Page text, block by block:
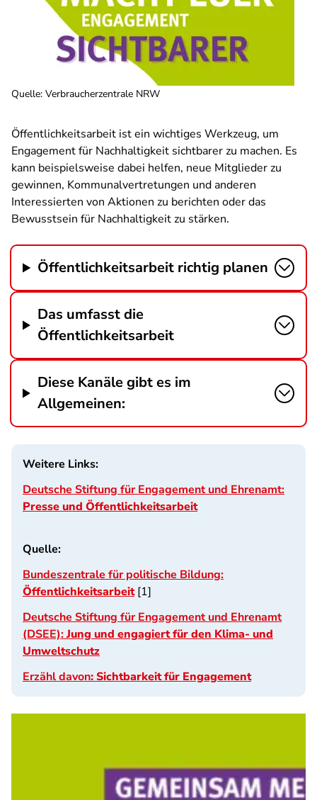
Quelle: Verbraucherzentrale NRW
Öffentlichkeitsarbeit ist ein wichtiges Werkzeug, um
Engagement für Nachhaltigkeit sichtbarer zu machen. Es
kann beispielsweise dabei helfen, neue Mitglieder zu
gewinnen, Kommunalvertretungen und anderen
Interessierten von Aktionen zu berichten oder das
Bewusstsein für Nachhaltigkeit zu stärken.
Öffentlichkeitsarbeit richtig planen
Das umfasst die
Öffentlichkeitsarbeit
Diese Kanäle gibt es im
Allgemeinen:
Weitere Links:
Deutsche Stiftung für Engagement und Ehrenamt:
Presse und Öffentlichkeitsarbeit
Quelle:
Bundeszentrale für politische Bildung:
Öffentlichkeitsarbeit[1]
Deutsche Stiftung für Engagement und Ehrenamt
(DSEE):Jung und engagiert für den Klima- und
Umweltschutz
Erzähl davon: Sichtbarkeit für Engagement